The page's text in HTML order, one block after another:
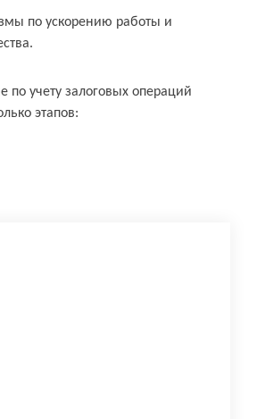
по ускорению работы и
по учету залоговых операций
этапов: